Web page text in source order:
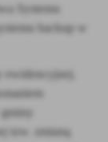
Systemu
backup w
tzw. zmianą